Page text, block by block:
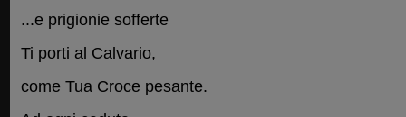
...e prigionie sofferte
Ti porti al Calvario,
come Tua Croce pesante.